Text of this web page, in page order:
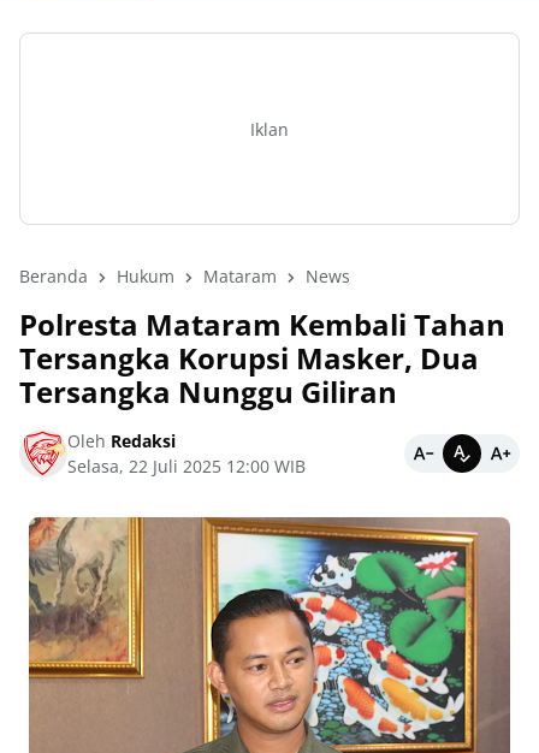
Iklan
Beranda Hukum Mataram News
Polresta Mataram Kembali Tahan
Tersangka Korupsi Masker, Dua
Tersangka Nunggu Giliran
Oleh Redaksi
Selasa, 22 Juli 2025 12:00 WIB